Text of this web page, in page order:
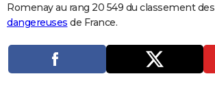
COPAINS D'AVANT
S'inscrire
Se connecter
Lycées
Collèges
Primaires
Universités
Entreprises
Service militaire
Avis de recherche
AVIS DE DÉCÈS
FORUM
Romenay au rang 20 549 du classement des
dangereuses de France.